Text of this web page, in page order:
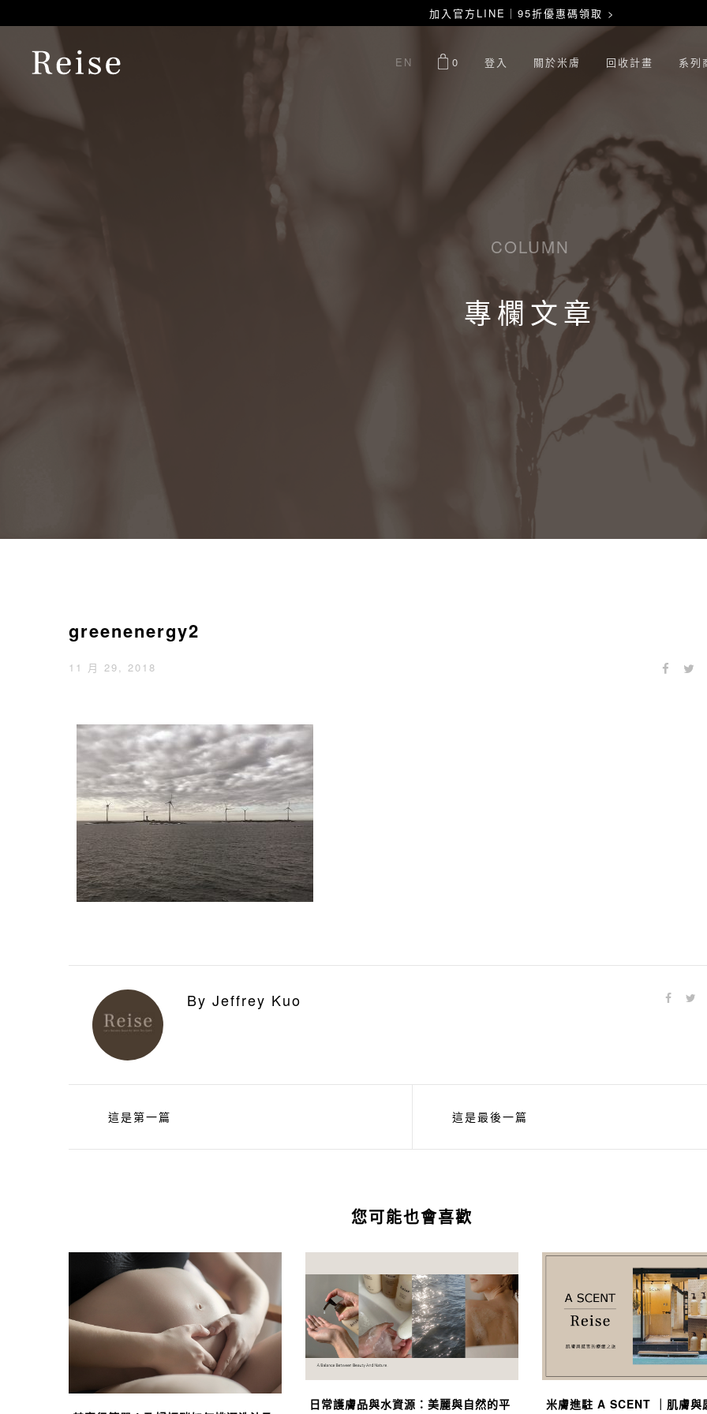
加入官方LINE｜95折優惠碼領取 >
EN 0 登入 關於米膚 回收計畫 系列
COLUMN
專欄文章
greenenergy2
11 月 29, 2018
By Jeffrey Kuo
這是第一篇 這是最後一篇
您可能也會喜歡
日常護膚品與水資源：美麗與自然的平
米膚進駐 A SCENT ｜肌膚與